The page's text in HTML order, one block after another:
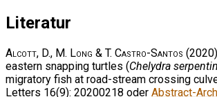
Literatur
Alcott, D., M. Long & T. Castro-Santos
eastern snapping turtles (Chelydra
migratory fish at road-stream crossing
Letters 16(9): 20200218 oder Abstract-